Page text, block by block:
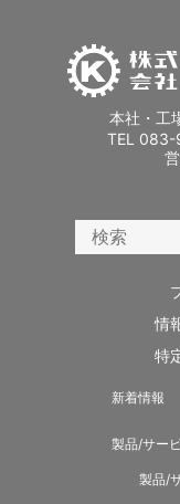
本社・工
TEL 083-
情
特
新着情報
製品/サー
製品/